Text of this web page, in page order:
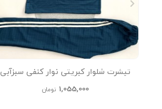
تیشرت شلوار کبریتی نوار کنفی سبزآبی
kids
1,055,000 تومان